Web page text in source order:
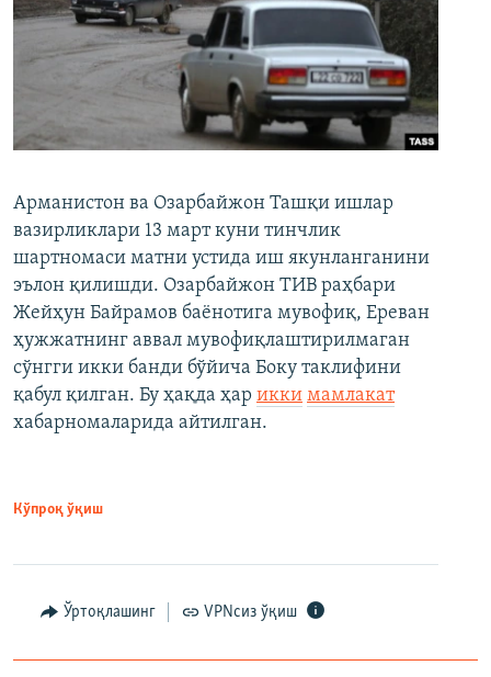
Арманистон ва Озарбайжон Ташқи ишлар
вазирликлари 13 март куни тинчлик
шартномаси матни устида иш якунланганини
эълон қилишди. Озарбайжон ТИВ раҳбари
Жейҳун Байрамов баёнотига мувофиқ, Ереван
ҳужжатнинг аввал мувофиқлаштирилмаган
сўнгги икки банди бўйича Боку таклифини
қабул қилган. Бу ҳақда ҳар икки мамлакат
хабарномаларида айтилган.
Кўпроқ ўқиш
Ўртоқлашинг VPNсиз ўқиш